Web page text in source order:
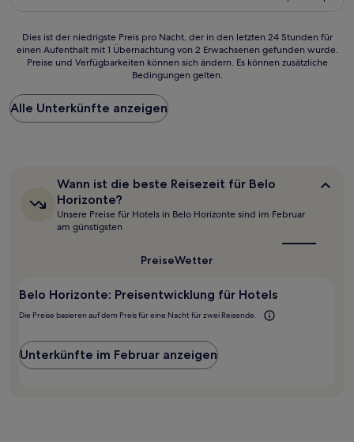
Dies
ist
Preis
pro
Nacht,
24 Stunden
2 Erwachsenen
wurde.
und
Verfügbarkeiten
Dies ist der niedrigste Preis pro Nacht, der in den letzten 24 Stunden für
einen Aufenthalt mit 1 Übernachtung von 2 Erwachsenen gefunden wurde.
Preise und Verfügbarkeiten können sich ändern. Es können zusätzliche
Bedingungen gelten.
Alle Unterkünfte anzeigen
Wann
ist
die
beste
Reisezeit
Wann ist die beste Reisezeit für Belo
Horizonte?
Unsere Preise für Hotels in Belo Horizonte sind im Februar
am günstigsten
PreiseWetter
Belo Horizonte: Preisentwicklung für Hotels
Die Preise basieren auf dem Preis für eine Nacht für zwei Reisende.
Unterkünfte im Februar anzeigen